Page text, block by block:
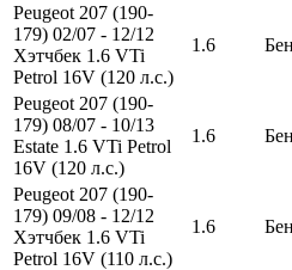
Peugeot 207 (190-
179) 02/07 - 12/12
Хэтчбек 1.6 VTi
Petrol 16V (120 л.с.)
1.6
Peugeot 207 (190-
179) 08/07 - 10/13
Estate 1.6 VTi Petrol
16V (120 л.с.)
1.6
Peugeot 207 (190-
179) 09/08 - 12/12
Хэтчбек 1.6 VTi
Petrol 16V (110 л.с.)
1.6